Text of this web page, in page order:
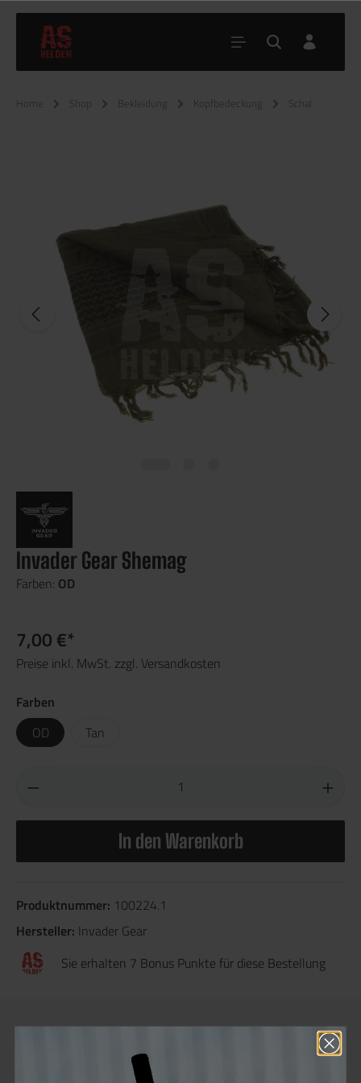
Home Shop Bekleidung Kopfbedeckung Schal
Invader Gear Shemag
Farben: OD
7,00 €*
Preise inkl. MwSt. zzgl. Versandkosten
Farben
OD
Tan
In den Warenkorb
Produktnummer: 100224.1
Hersteller: Invader Gear
Sie erhalten 7 Bonus Punkte für diese Bestellung